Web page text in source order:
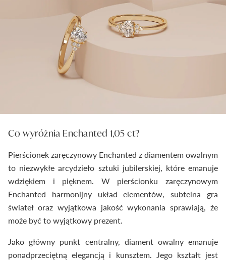
Co wyróżnia Enchanted 1,05 ct?
Pierścionek zaręczynowy Enchanted z diamentem owalnym
to niezwykłe arcydzieło sztuki jubilerskiej, które emanuje
wdziękiem i pięknem. W pierścionku zaręczynowym
Enchanted harmonijny układ elementów, subtelna gra
świateł oraz wyjątkowa jakość wykonania sprawiają, że
może być to wyjątkowy prezent.
Jako główny punkt centralny, diament owalny emanuje
ponadprzeciętną elegancją i kunsztem. Jego kształt jest